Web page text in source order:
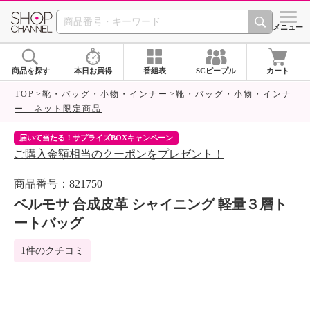
SHOP CHANNEL シメニュー
商品を探す 本日お買得 番組表 SCピープル カート
TOP 靴・バッグ・小物・インナー
靴・バッグ・小物・インナ
ー ネット限定商品
届いて当たる！サプライズBOXキャンペーン
ご購入金額相当のクーポンをプレゼント！
商品番号：821750
ベルモサ 合成皮革 シャイニング 軽量３層ト
ートバッグ
1件のクチコミ